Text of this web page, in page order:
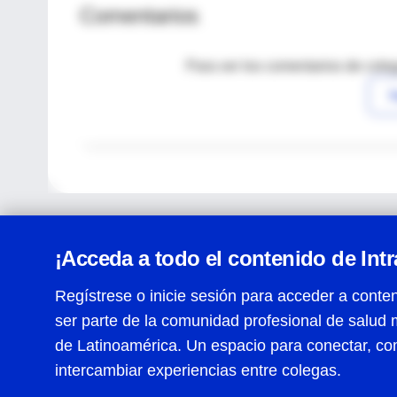
Comentarios
Para ver los comentarios de
¡Acceda a todo el contenido de
Regístrese o inicie sesión para acceder a
ser parte de la comunidad profesional de salud
de Latinoamérica. Un espacio para conectar,
intercambiar experiencias entre colegas.
Centro de Ayuda
Términos y condiciones| Políticas de privacidad